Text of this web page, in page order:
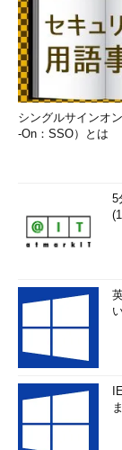
シングルサインオ
-On：SSO）とは
5